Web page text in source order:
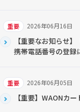
2026年06月16日
重要
【重要なお知らせ
携帯電話番号の登録
2026年06月05日
重要
【重要】WAONカ